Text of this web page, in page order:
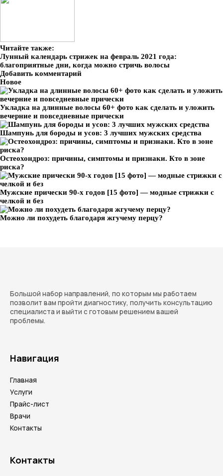
Читайте также:
Лунный календарь стрижек на февраль 2021 года:
благоприятные дни, когда можно стричь волосы
Добавить комментарий
Новое
Укладка на длинные волосы 60+ фото как сделать и уложить
вечерние и повседневные прически
Шампунь для бороды и усов: 3 лучших мужских средства
Остеохондроз: причины, симптомы и признаки. Кто в зоне
риска?
Мужские прически 90-х годов [15 фото] — модные стрижки с
челкой и без
Можно ли похудеть благодаря жгучему перцу?
Большой набор направлений, по которым мы работаем
позволит вам пройти диагностику, получить консультацию
специалиста и выйти с готовым решением вашей
проблемы.
Навигация
Главная
Услуги
Прайс-лист
Врачи
Контакты
Контакты